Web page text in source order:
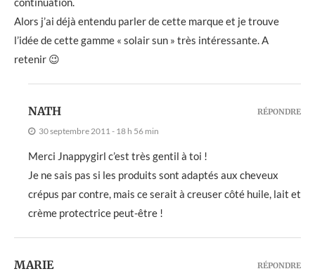
Alors j’ai déjà entendu parler de cette marque et je trouve
l’idée de cette gamme « solair sun » très intéressante. A
retenir 😉
NATH
30 septembre 2011 - 18 h 56 min
Merci Jnappygirl c’est très gentil à toi !
Je ne sais pas si les produits sont adaptés aux cheveux
crépus par contre, mais ce serait à creuser côté huile, lait et
crème protectrice peut-être !
RÉPONDRE
MARIE RÉPONDRE